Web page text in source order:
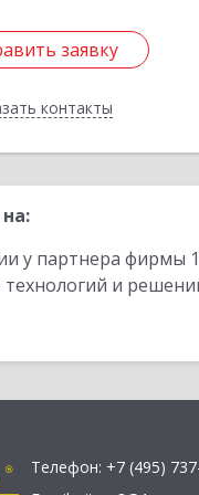
заявку
контакты
заявку
Назад
у партнера фирмы
и
Телефон: +7 (495)